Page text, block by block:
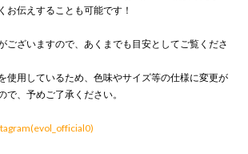
お伝えすることも可能です！
ございますので、あくまでも目安としてご覧くださ
使用しているため、色味やサイズ等の仕様に変更が
で、予めご了承ください。